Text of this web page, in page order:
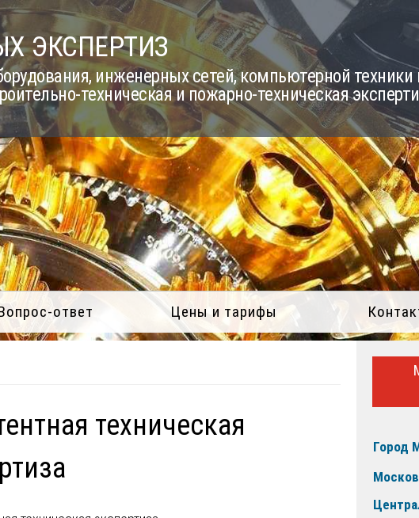
ЭКСПЕРТИЗ
инженерных сетей, компьютерной техники
техническая и пожарно-техническая
ответ Цены и тарифы
техническая
Город